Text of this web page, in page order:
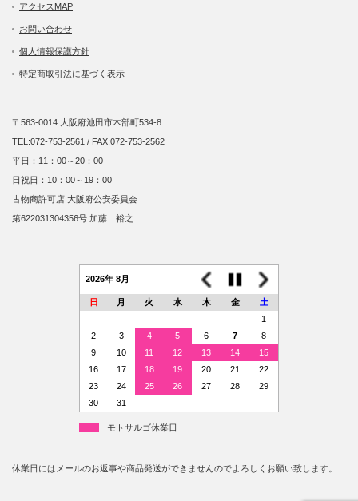
アクセスMAP
お問い合わせ
個人情報保護方針
特定商取引法に基づく表示
〒563-0014 大阪府池田市木部町534-8
TEL:072-753-2561 / FAX:072-753-2562
平日：11：00～20：00
日祝日：10：00～19：00
古物商許可店 大阪府公安委員会
第622031304356号 加藤 裕之
2026年 8月
日 月 火 水 木 金
土
1
2
3 4 5 6 7
8
9
10 11 12 13 14
15
16
17 18 19 20 21
22
23
24 25 26 27 28
29
30
31
モトサルゴ休業日
休業日にはメールのお返事や商品発送ができませんのでよろしくお願い致します。